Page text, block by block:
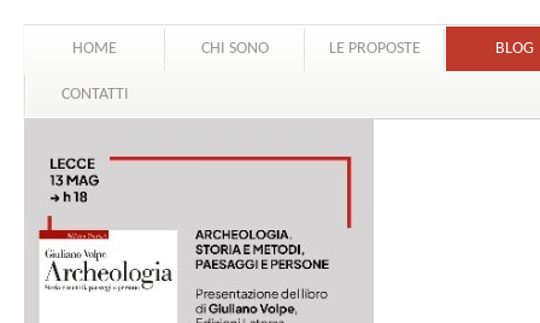
HOME CHI SONO LE PROPOSTE BLOG
CONTATTI